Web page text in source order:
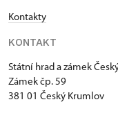
Kontakty
KONTAKT
Státní hrad a zámek
Zámek čp. 59
381 01 Český Krumlov